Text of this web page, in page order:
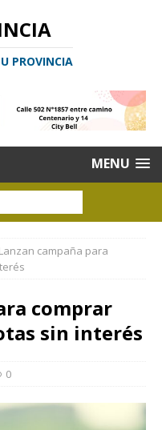
PROVINCIA
MENU
Lanzan campaña para
comprar
sin interés
0